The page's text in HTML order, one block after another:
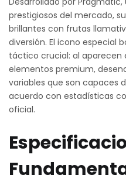
prestigiosos del mercado,
brillantes con frutas
diversión. El icono especial
táctico crucial: al aparecen
elementos premium,
variables que son capaces
acuerdo con estadísticas
oficial.